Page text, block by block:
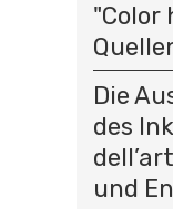
"Color
Die
des
und